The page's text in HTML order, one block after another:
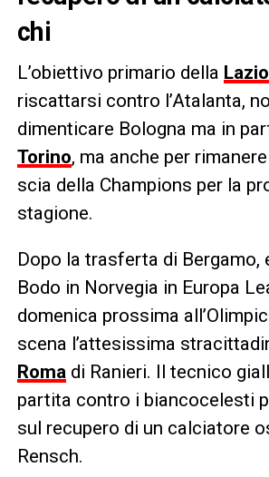
chi
L’obiettivo primario della Lazio
riscattarsi contro l’Atalanta,
dimenticare Bologna ma in
Torino, ma anche per
scia della Champions per la
stagione.
Dopo la trasferta di Bergamo,
Bodo in Norvegia in Europa
domenica prossima
scena l’attesissima
Romadi Ranieri. Il tecnico
partita contro i biancocelesti
sul recupero di un calciatore
Rensch.